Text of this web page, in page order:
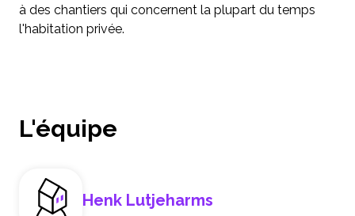
à des chantiers qui concernent la plupart du temps
l'habitation privée.
L'équipe
Henk Lutjeharms